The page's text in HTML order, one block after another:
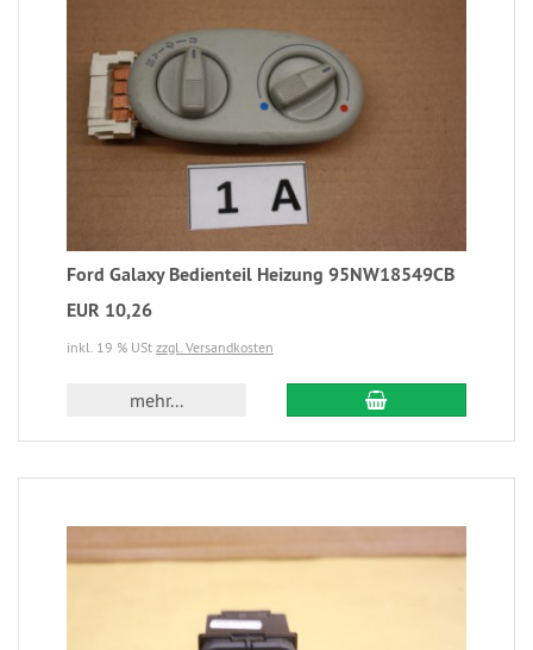
Ford Galaxy Bedienteil Heizung 95NW18549CB
EUR 10,26
inkl. 19 % USt zzgl. Versandkosten
mehr...